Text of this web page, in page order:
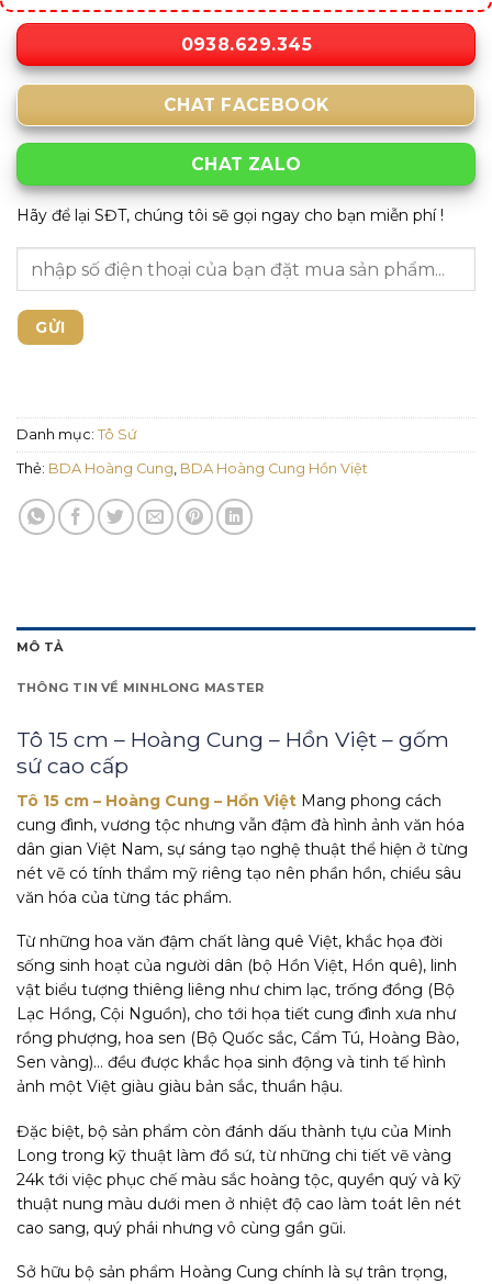
0938.629.345
CHAT FACEBOOK
CHAT ZALO
Hãy để lại SĐT, chúng tôi sẽ gọi ngay cho bạn miễn phí !
Danh mục: Tô Sứ
Thẻ: BDA Hoàng Cung BDA Hoàng Cung Hồn Việt
MÔ TẢ
THÔNG TIN VỀ MINHLONG MASTER
Tô 15 cm – Hoàng Cung – Hồn Việt – gốm
sứ cao cấp
Tô 15 cm – Hoàng Cung – Hồn Việt Mang phong cách
cung đình, vương tộc nhưng vẫn đậm đà hình ảnh văn hóa
dân gian Việt Nam, sự sáng tạo nghệ thuật thể hiện ở từng
nét vẽ có tính thẩm mỹ riêng tạo nên phần hồn, chiều sâu
văn hóa của từng tác phẩm.
Từ những hoa văn đậm chất làng quê Việt, khắc họa đời
sống sinh hoạt của người dân (bộ Hồn Việt, Hồn quê), linh
vật biểu tượng thiêng liêng như chim lạc, trống đồng (Bộ
Lạc Hồng, Cội Nguồn), cho tới họa tiết cung đình xưa như
rồng phượng, hoa sen (Bộ Quốc sắc, Cẩm Tú, Hoàng Bào,
Sen vàng)… đều được khắc họa sinh động và tinh tế hình
ảnh một Việt giàu giàu bản sắc, thuần hậu.
Đặc biệt, bộ sản phẩm còn đánh dấu thành tựu của Minh
Long trong kỹ thuật làm đồ sứ, từ những chi tiết vẽ vàng
24k tới việc phục chế màu sắc hoàng tộc, quyền quý và kỹ
thuật nung màu dưới men ở nhiệt độ cao làm toát lên nét
cao sang, quý phái nhưng vô cùng gần gũi.
Sở hữu bộ sản phẩm Hoàng Cung chính là sự trân trọng,